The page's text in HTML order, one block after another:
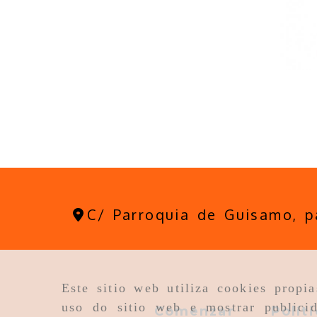
Este sitio web utiliza cookies
uso do sitio web e mostrar
C/ Parroquia de Guisamo,
Comenzar